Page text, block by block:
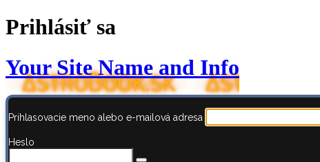
Prihlásiť sa
Your Site Name and Info
Prihlasovacie meno alebo e-mailová adresa
Heslo